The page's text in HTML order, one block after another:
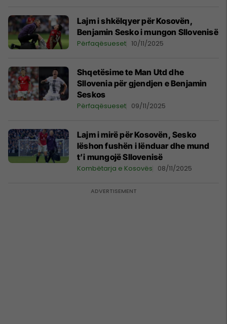
Lajm i shkëlqyer për Kosovën,
Benjamin Sesko i mungon Sllovenisë
Përfaqësueset 10/11/2025
Shqetësime te Man Utd dhe
Sllovenia për gjendjen e Benjamin
Seskos
Përfaqësueset 09/11/2025
Lajm i mirë për Kosovën, Sesko
lëshon fushën i lënduar dhe mund
t’i mungojë Sllovenisë
Kombëtarja e Kosovës 08/11/2025